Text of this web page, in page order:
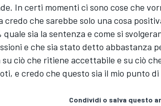
In certi momenti ci sono cose che
credo che sarebbe solo una cosa
quale sia la sentenza e come si
e che sia stato detto abbastanza
ciò che ritiene accettabile e su ciò
e credo che questo sia il mio punto
Condividi o salva questo